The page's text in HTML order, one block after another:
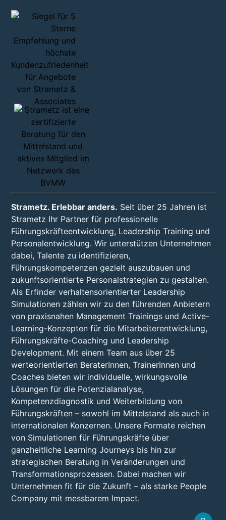
Strametz. Erlebbar anders. Seit über 25 Jahren ist
Strametz Ihr Partner für professionelle
Führungskräfteentwicklung, Leadership Training und
Personalentwicklung. Wir unterstützen Unternehmen
dabei, Talente zu identifizieren,
Führungskompetenzen gezielt auszubauen und
zukunftsorientierte Personalstrategien zu gestalten.
Als Erfinder verhaltensorientierter Leadership
Simulationen zählen wir zu den führenden Anbietern
von praxisnahen Management Trainings und Active-
Learning-Konzepten für die Mitarbeiterentwicklung,
Führungskräfte-Coaching und Leadership
Development. Mit einem Team aus über 25
werteorientierten BeraterInnen, TrainerInnen und
Coaches bieten wir individuelle, wirkungsvolle
Lösungen für die Potenzialanalyse,
Kompetenzdiagnostik und Weiterbildung von
Führungskräften – sowohl im Mittelstand als auch in
internationalen Konzernen. Unsere Formate reichen
von Simulationen für Führungskräfte über
ganzheitliche Learning Journeys bis hin zur
strategischen Beratung in Veränderungen und
Transformationsprozessen. Dabei machen wir
Unternehmen fit für die Zukunft – als starke People
Company mit messbarem Impact.